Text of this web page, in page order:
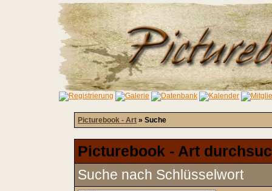
Picturebook - Art » Suche
Picturebook - Art
Suche nach Schlüsselwort